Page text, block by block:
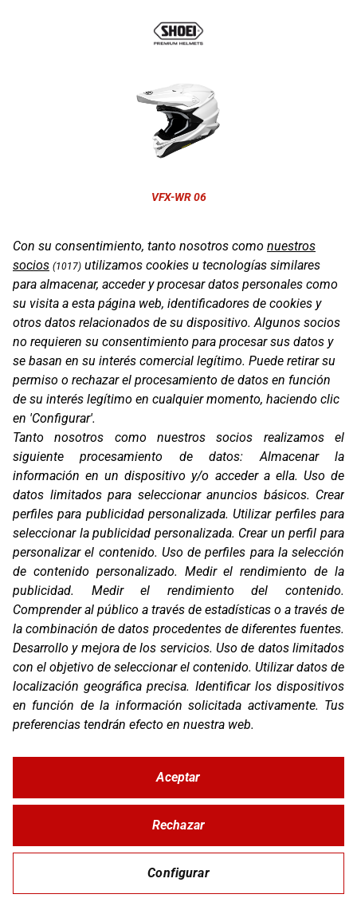
VFX-WR 06
Oficinas
C/ Coneixement 5, 08850
Gavà (Barcelona)
Contacto
T. (+34) 93 638 38 60
Email:corver@corver.es
Marcas
Compañía
Blog
Contacto
FAQ
Canal Ético
Síguenos
Developed byMOTTO
Con su consentimiento, tanto nosotros como nuestros
socios (1017) utilizamos cookies u tecnologías similares
para almacenar, acceder y procesar datos personales como
su visita a esta página web, identificadores de cookies y
otros datos relacionados de su dispositivo. Algunos socios
no requieren su consentimiento para procesar sus datos y
se basan en su interés comercial legítimo. Puede retirar su
permiso o rechazar el procesamiento de datos en función
de su interés legítimo en cualquier momento, haciendo clic
en 'Configurar'.
Tanto nosotros como nuestros socios realizamos el
siguiente procesamiento de datos:Almacenar la
información en un dispositivo y/o acceder a ella. Uso de
datos limitados para seleccionar anuncios básicos. Crear
perfiles para publicidad personalizada.Utilizar perfiles para
seleccionar la publicidad personalizada. Crear un perfil para
personalizar el contenido. Uso de perfiles para la selección
de contenido personalizado. Medir el rendimiento de la
publicidad. Medir el rendimiento del contenido.
Comprender al público a través de estadísticas o a través de
la combinación de datos procedentes de diferentes fuentes.
Desarrollo y mejora de los servicios.Uso de datos limitados
con el objetivo de seleccionar el contenido. Utilizar datos de
localización geográfica precisa. Identificar los dispositivos
en función de la información solicitada activamente. Tus
preferencias tendrán efecto en nuestra web.
Configurar
Rechazar
Aceptar
Aviso Legal